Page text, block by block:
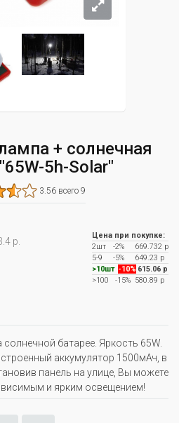
+ солнечная
5h-Solar"
3.56 всего 9
р.
Цена при покупке:
2шт
-2%
669.732 р
5-9
-5%
649.23 р
>10шт -10% 615.06 р
>100
-15% 580.89 р
батарее. Яркость 65W.
аккумулятор 1500мАч, в
панель на улице, Вы можете
и ярким освещением!